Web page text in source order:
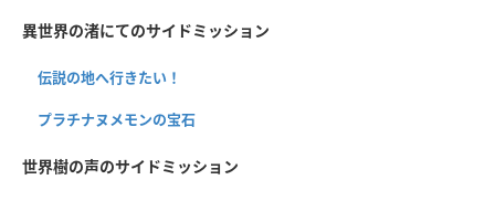
異世界の渚にてのサイドミッション
伝説の地へ行きたい！
プラチナヌメモンの宝石
世界樹の声のサイドミッション